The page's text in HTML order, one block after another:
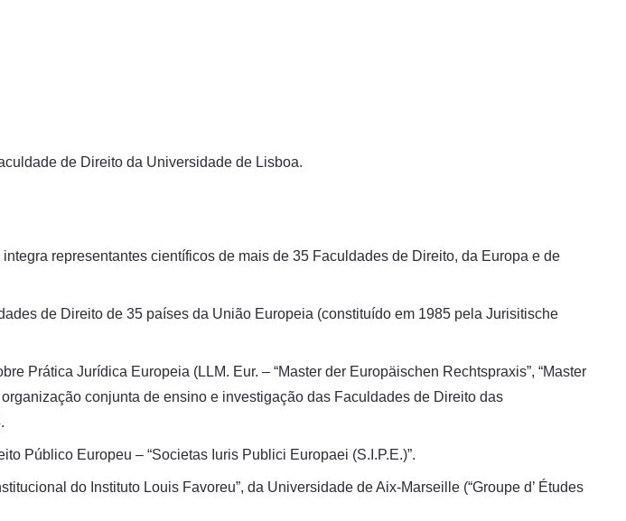
de Direito da Universidade de Lisboa.
representantes científicos de mais de 35 Faculdades de Direito, da Europa e de
de Direito de 35 países da União Europeia (constituído em 1985 pela Jurisitische
Prática Jurídica Europeia (LLM. Eur. – “Master der Europäischen Rechtspraxis”, “Master
conjunta de ensino e investigação das Faculdades de Direito das
Público Europeu – “Societas Iuris Publici Europaei (S.I.P.E.)”.
do Instituto Louis Favoreu”, da Universidade de Aix-Marseille (“Groupe d’ Études